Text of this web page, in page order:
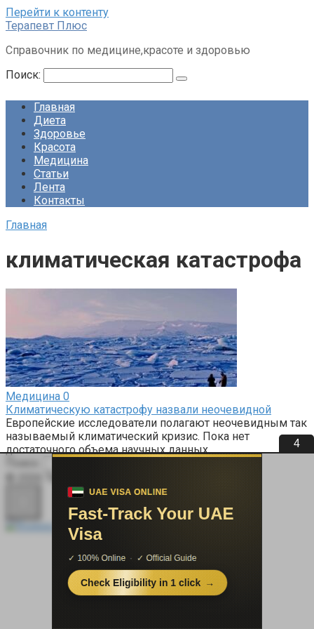
4
Перейти к контенту
Терапевт Плюс
Справочник по медицине,красоте и здоровью
Поиск:
Главная
Диета
Здоровье
Красота
Медицина
Статьи
Лента
Контакты
Главная
климатическая катастрофа
Медицина 0
Климатическую катастрофу назвали неочевидной
Европейские исследователи полагают неочевидным так
называемый климатический кризис. Пока нет
достаточного объема научных данных
Поиск: